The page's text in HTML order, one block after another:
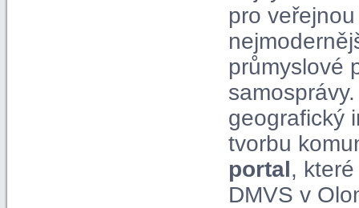
pro
průmyslové
geografický
tvorbu
portal,
DMVS v